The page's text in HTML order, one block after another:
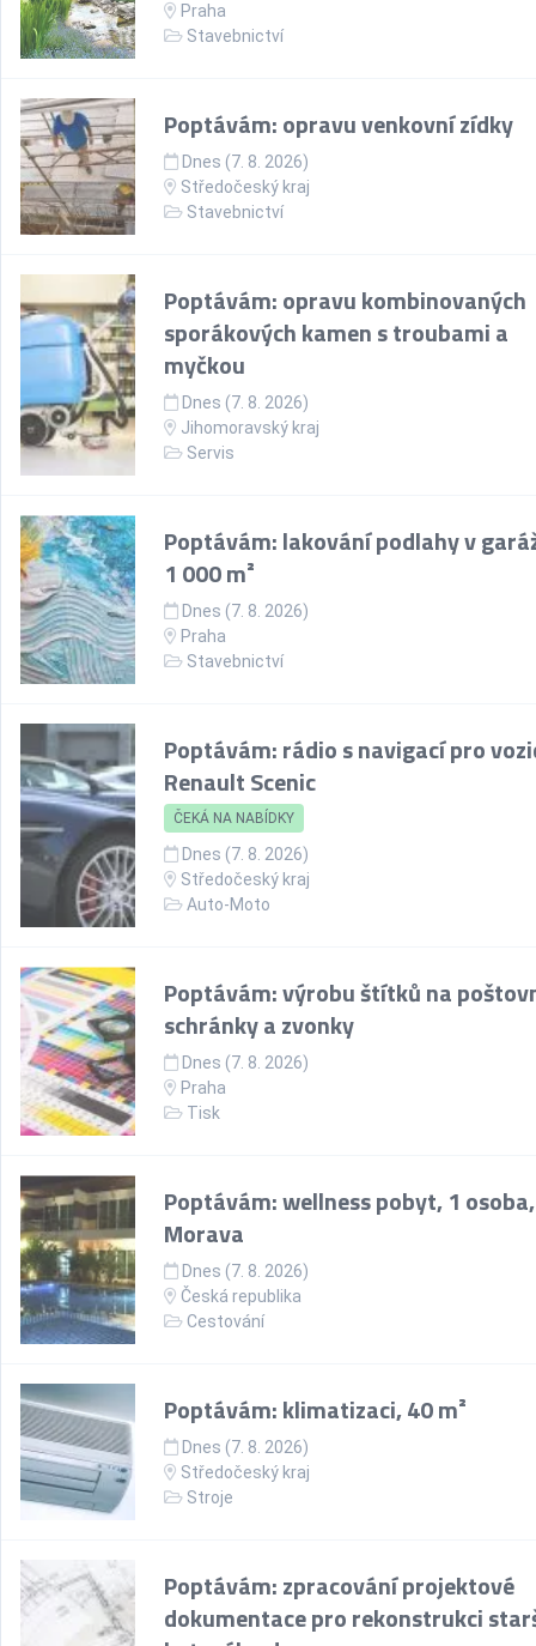
Praha
Stavebnictví
Poptávám: opravu venkovní zídky
Dnes (7. 8. 2026)
Středočeský kraj
Stavebnictví
Poptávám: opravu kombinovaných
sporákových kamen s troubami a
myčkou
Dnes (7. 8. 2026)
Jihomoravský kraj
Servis
Poptávám: lakování podlahy v
1 000 m²
Dnes (7. 8. 2026)
Praha
Stavebnictví
Poptávám: rádio s navigací pro
Renault Scenic
ČEKÁ NA NABÍDKY
Dnes (7. 8. 2026)
Středočeský kraj
Auto-Moto
Poptávám: výrobu štítků na
schránky a zvonky
Dnes (7. 8. 2026)
Praha
Tisk
Poptávám: wellness pobyt, 1 osoba,
Morava
Dnes (7. 8. 2026)
Česká republika
Cestování
Poptávám: klimatizaci, 40 m²
Dnes (7. 8. 2026)
Středočeský kraj
Stroje
Poptávám: zpracování projektové
dokumentace pro rekonstrukci